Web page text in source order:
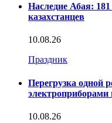
Наследие Абая:
казахстанцев
10.08.26
Праздник
Перегрузка одной
10.08.26